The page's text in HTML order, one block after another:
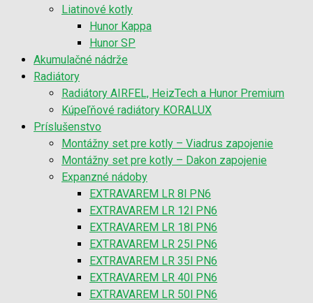
Liatinové kotly
Hunor Kappa
Hunor SP
Akumulačné nádrže
Radiátory
Radiátory AIRFEL, HeizTech a Hunor Premium
Kúpeľňové radiátory KORALUX
Príslušenstvo
Montážny set pre kotly – Viadrus zapojenie
Montážny set pre kotly – Dakon zapojenie
Expanzné nádoby
EXTRAVAREM LR 8l PN6
EXTRAVAREM LR 12l PN6
EXTRAVAREM LR 18l PN6
EXTRAVAREM LR 25l PN6
EXTRAVAREM LR 35l PN6
EXTRAVAREM LR 40l PN6
EXTRAVAREM LR 50l PN6